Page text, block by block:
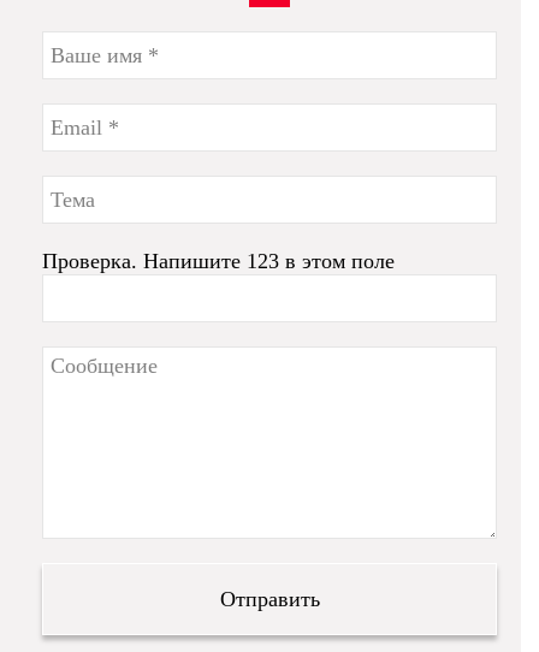
Проверка. Напишите 123 в этом поле